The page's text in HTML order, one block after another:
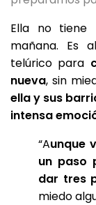
Ella no
mañana. Es
telúrico para
nueva, sin
ella y sus
intensa
“Aunque
un paso
dar tres
miedo